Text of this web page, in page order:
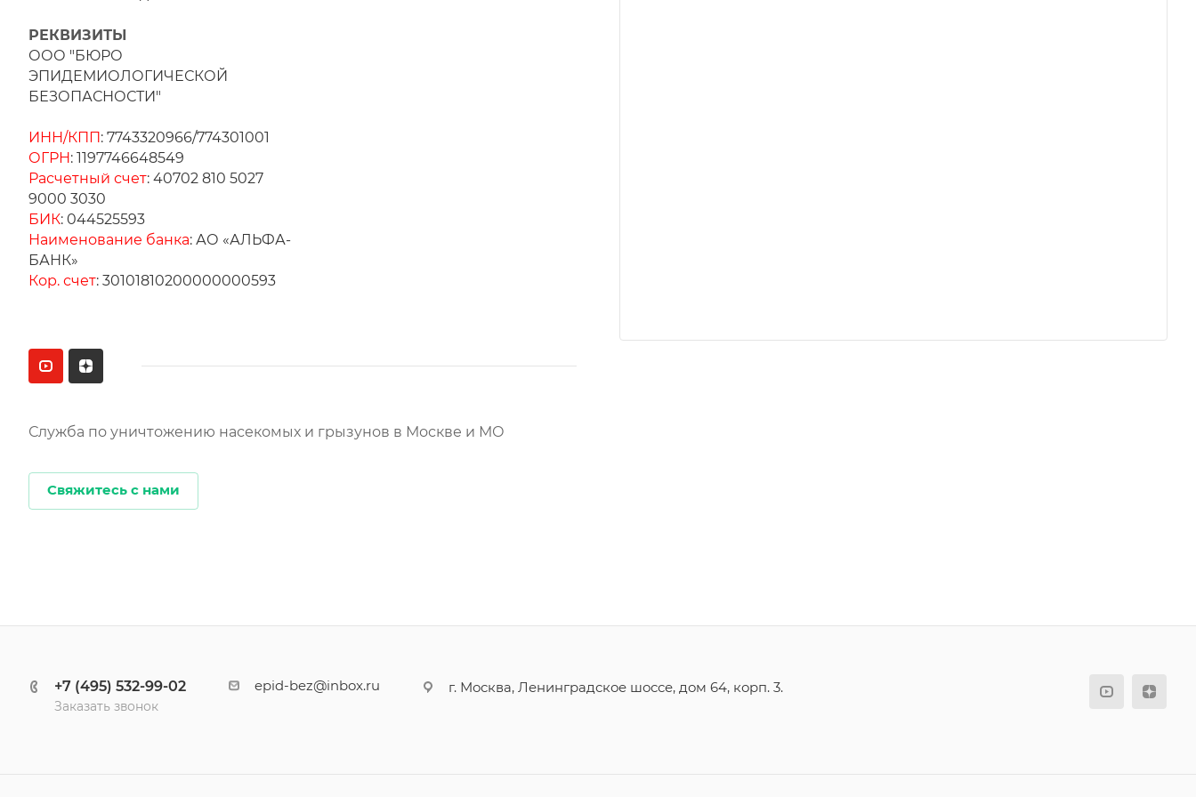
РЕКВИЗИТЫ
ООО "БЮРО
ЭПИДЕМИОЛОГИЧЕСКОЙ
БЕЗОПАСНОСТИ"
ИНН/КПП: 7743320966/774301001
ОГРН: 1197746648549
Расчетный счет: 40702 810 5027
9000 3030
БИК: 044525593
Наименование банка: АО «АЛЬФА-
БАНК»
Кор. счет: 30101810200000000593
Служба по уничтожению насекомых и грызунов в Москве и МО
Свяжитесь с нами
+7 (495) 532-99-02
Заказать звонок
epid-bez@inbox.ru г. Москва, Ленинградское шоссе, дом 64, корп. 3.